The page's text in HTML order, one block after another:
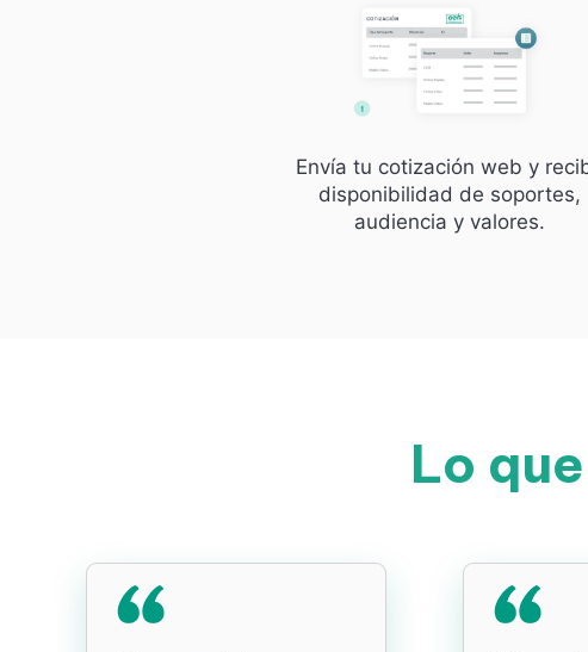
Envía tu cotización web y
disponibilidad de soportes,
audiencia y valores.
Lo